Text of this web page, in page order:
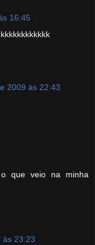
16:45
2009 às 22:43
o que veio na minha
às 23:23